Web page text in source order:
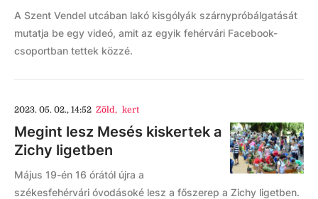
A Szent Vendel utcában lakó kisgólyák szárnypróbálgatását
mutatja be egy videó, amit az egyik fehérvári Facebook-
csoportban tettek közzé.
2023. 05. 02., 14:52 Zöld, kert
Megint lesz Mesés kiskertek a
Zichy ligetben
Május 19-én 16 órától újra a
székesfehérvári óvodásoké lesz a főszerep a Zichy ligetben.